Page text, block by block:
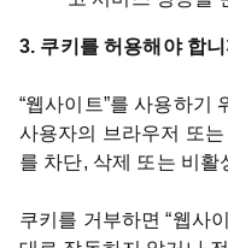
3. 쿠키를 허용해야 합
“웹사이트”를 사용하기
사용자의 브라우저 또는
를 차단, 삭제 또는 비활
쿠키를 거부하면 “웹사